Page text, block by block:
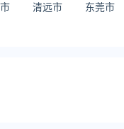
清远市
东莞市